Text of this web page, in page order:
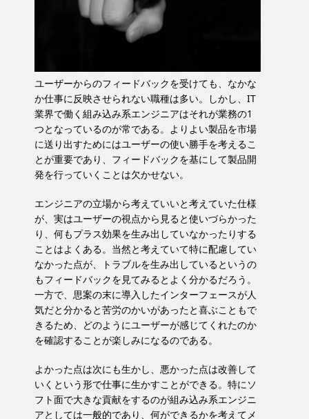
ユーザーからのフィードバックを受けても、なかな
か仕事に反映させられない職種は多い。しかし、IT
業界で働く組み込み系エンジニアはそれが業務の1
つとなっているのが常である。よりよい製品を市場
に送り出すためにはユーザーの使い勝手を考えるこ
とが重要であり、フィードバックを基にして製品開
発を行っていくことは欠かせない。
エンジニアの立場から考えていいと考えていた仕様
が、実はユーザーの視点から見ると使いづらかった
り、何もプラス効果を生み出していなかったりする
ことはよくある。当然と考えていて特に配慮してい
なかった点が、トラブルを生み出しているというの
もフィードバックを見てみるとよく分かるだろう。
一方で、思案の末に導入したインターフェースが人
気だと分かると苦労のかいがあったと喜ぶこともで
きるため、どのようにユーザーが感じてくれたのか
を確認することが楽しみになるのである。
よかった点は次にも生かし、悪かった点は改善して
いくという形で仕事に生かすことができる。特にソ
フト面で大きな貢献をするのが組み込み系エンジニ
アとしては一般的であり、何ができるかを考えてメ